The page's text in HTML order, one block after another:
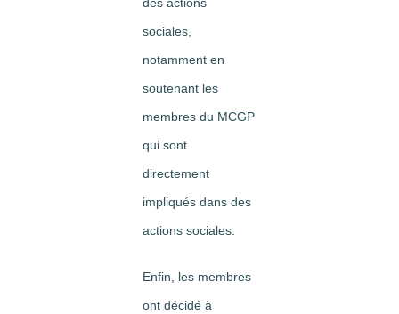
sociales,
notamment en
soutenant les
membres du MCGP
qui sont
directement
impliqués dans des
actions sociales.
Enfin, les membres
ont décidé à